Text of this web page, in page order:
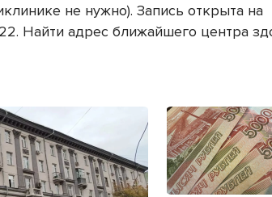
не нужно). Запись открыта на
Найти адрес ближайшего центра